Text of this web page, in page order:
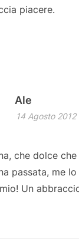
piacere.
Ale
14 Agosto 2012
che dolce
passata, me
Un